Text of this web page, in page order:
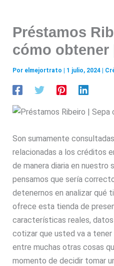
Préstamos
cómo obtener
Por elmejortrato 1 julio, 2024
Son sumamente
relacionadas a los créditos
de manera diaria en nuestro
pensamos que sería
detenernos en analizar qué
ofrece esta tienda de
características reales,
cotizar que usted va a
entre muchas otras cosas
momento de decidir tomar